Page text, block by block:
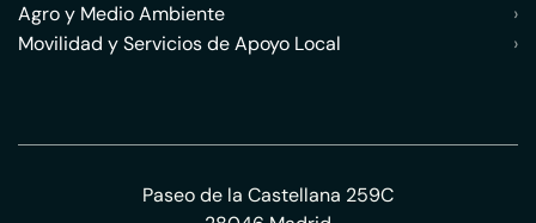
Agro y Medio Ambiente
›
Movilidad y Servicios de Apoyo Local
›
Paseo de la Castellana 259C